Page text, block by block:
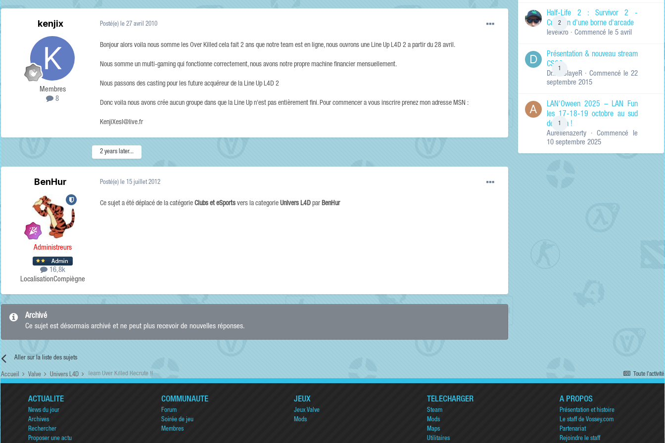
RECHERCHER LES
Titres et corps
Titres des
uniquement
kenjix
Membres
8
Posté(e) le 27 avril 2010
Bonjour alors voila nous somme les Over Killed cela fait 2 ans que notre team est en ligne, nous ouvrons une Line Up L4D 2 a partir du 28 avril.
Nous somme un multi-gaming qui fonctionne correctement, nous avons notre propre machine financier mensuellement.
Nous passons des casting pour les future acquéreur de la Line Up L4D 2
Donc voila nous avons crée aucun groupe dans que la Line Up n'est pas entièrement fini. Pour commencer a vous inscrire prenez mon adresse MSN :
KenjiXesl@live.fr
2 years later...
BenHur
Administreurs
16,8k
LocalisationCompiègne
Posté(e) le 15 juillet 2012
Ce sujet a été déplacé de la catégorie Clubs et eSports vers la categorie Univers L4D par BenHur
Archivé
Ce sujet est désormais archivé et ne peut plus recevoir de nouvelles réponses.
Aller sur la liste des sujets
2
Half-Life 2 : Survivor 2 -
Création d'une borne d'arcade
levelkro · Commencé le 5 avril
1
Présentation & nouveau stream
CSGO
Dr.KinSlayeR · Commencé le 22
septembre 2015
1
LAN'Oween 2025 – LAN Fun
les 17-18-19 octobre au sud
de Lyon !
Aurelienazerty · Commencé le
10 septembre 2025
Toute l’activité
Accueil Valve Univers L4D Team Over Killed Recrute !!
ACTUALITÉ
News du jour
Archives
Rechercher
Proposer une actu
COMMUNAUTÉ
Forum
Soirée de jeu
Membres
JEUX
Jeux Valve
Mods
TÉLÉCHARGER
Steam
Mods
Maps
Utilitaires
A PROPOS
Présentation et histoire
Le staff de Vossey.com
Partenariat
Rejoindre le staff